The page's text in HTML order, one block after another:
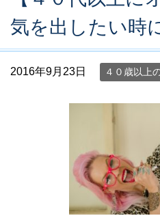
気を出したい時
2016年9月23日 ４０歳以上